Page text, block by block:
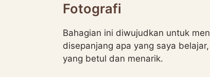
Fotografi
Bahagian ini diwujudkan untuk
disepanjang apa yang saya
yang betul dan menarik.